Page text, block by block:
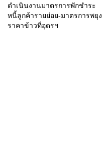
ดำเนินงานมาตรการพักชำระ
หนี้ลูกค้ารายย่อย-มาตรการพยุง
ราคาข้าวที่อุดรฯ